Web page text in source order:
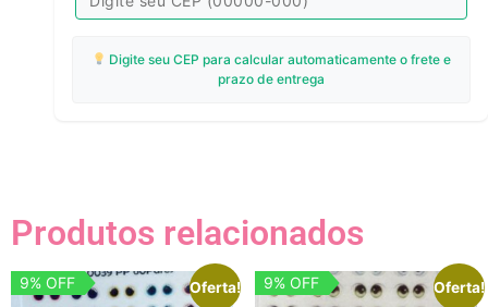
Digite seu CEP para calcular automaticamente o frete e
prazo de entrega
Produtos relacionados
Oferta!
9% OFF Oferta!
9% OFF